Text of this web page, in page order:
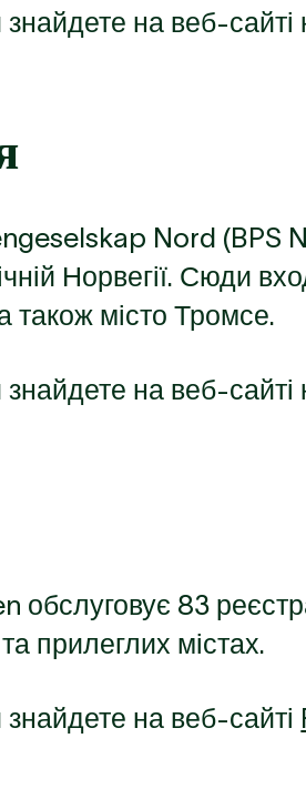
на веб-сайті
Nord (BPS
Норвегії. Сюди
також місто Тромсе.
знайдете на веб-сайті
обслуговує 83
прилеглих містах.
знайдете на веб-сайті